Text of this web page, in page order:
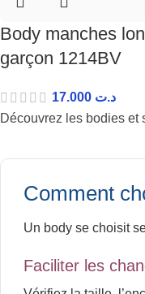
Body manches
garçon 1214BV
د.ت
Découvrez les bodies et
Comment
Un body se choisit
Faciliter les